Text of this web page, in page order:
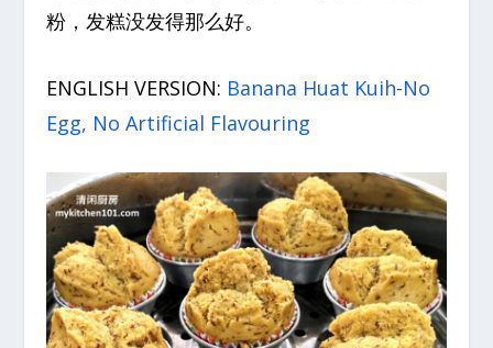
粉，发糕没发得那么好。
ENGLISH VERSION: Banana Huat Kuih-No
Egg, No Artificial Flavouring